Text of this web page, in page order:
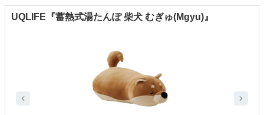
UQLIFE『蓄熱式湯たんぽ 柴犬 むぎゅ(Mgyu)』